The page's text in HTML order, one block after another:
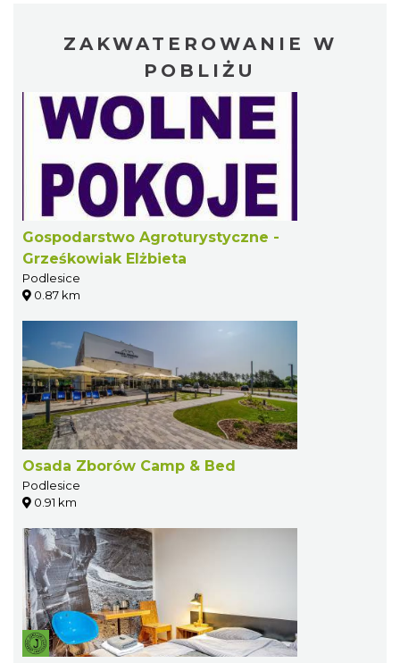
ZAKWATEROWANIE W
POBLIŻU
Gospodarstwo Agroturystyczne -
Grześkowiak Elżbieta
Podlesice
0.87 km
Osada Zborów Camp & Bed
Podlesice
0.91 km